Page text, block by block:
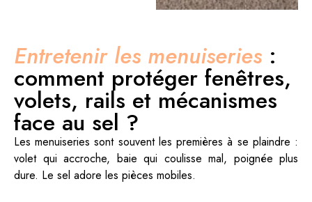
Entretenir les menuiseries :
comment protéger fenêtres,
volets, rails et mécanismes
face au sel ?
Les menuiseries sont souvent les premières à se plaindre :
volet qui accroche, baie qui coulisse mal, poignée plus
dure. Le sel adore les pièces mobiles.